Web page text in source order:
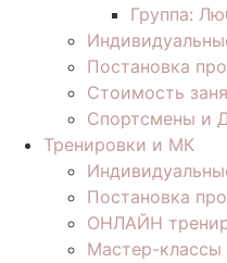
Группа:
Постановка
Стоимость
Спортсмены и
Тренировки и МК
Постановка
ОНЛАЙН
Мастер-классы